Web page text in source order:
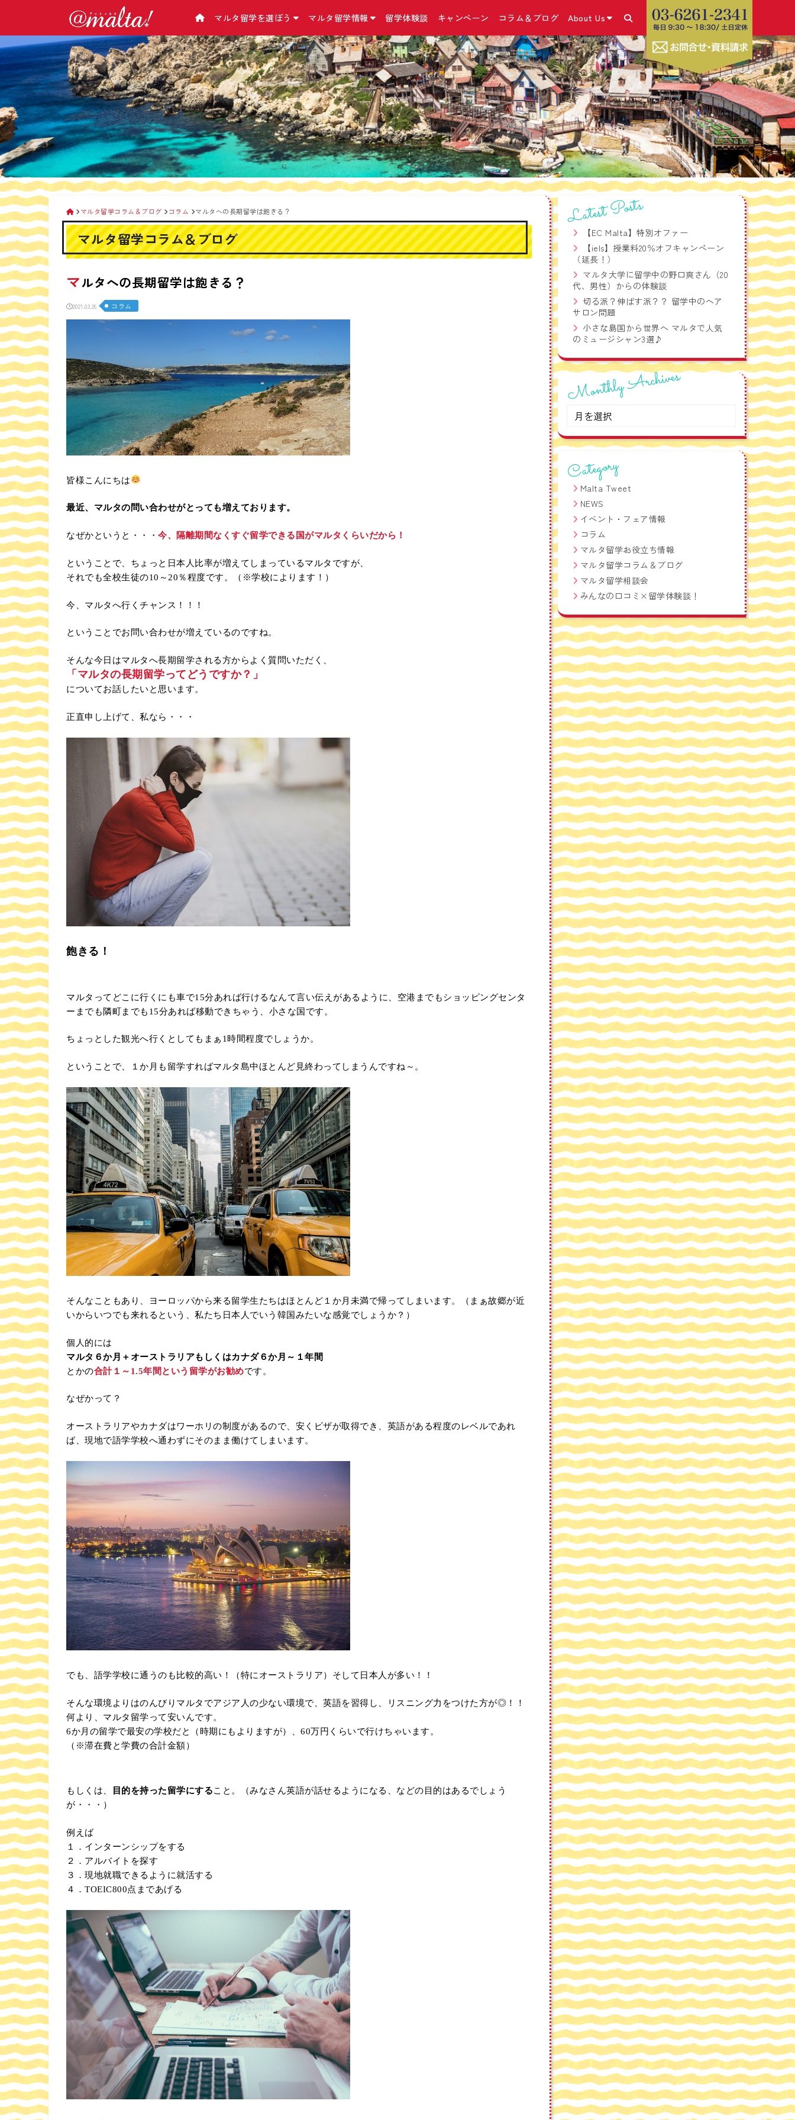
マルタ留学を選ぼう
学校から選ぶ
マルタ語学学校一覧/比較
マルタ語学学校 料金表
マルタ留学の選び方
国立マルタ大学 正規留学
マルタ大学について
こんなコースもあります！
インターンシップコース
二カ国留学
MBA（経営学修士号）取得
親子留学プログラム
小中高生向け 夏休み留学プログラム
シニア留学プログラム
マルタ＋イタリアコース
マルタ留学情報
マルタについて
マルタ基本情報
（気候･治安･緊急･病院･電話のかけ方･チ
ップ･お金･電気･交通など）
マルタの主要都市紹介
マルタの観光スポット
生活情報
マルタの空港
交通機関
タクシー＆便利アプリ
携帯電話
マルタ滞在時のお金の管理
マルタ留学について
マルタの気になる英語
マルタ留学の予算
マルタの留学の選び方
おすすめ留学プラン
マルタ留学生活１日の流れ
滞在先の種類
語学学校一覧
留学の準備
マルタ留学の手続きの流れ
出発までに必要なこと
マルタの留学保険
マルタの留学ビザ・申請方法
マルタのワーキングホリデービザ
持ち物リスト
日本から契約できるお勧めの海外SIMカー
ド！
海外オンライン医療相談サービス
『YOKUMIRU』
『留学110番』留学生危機管理ワンストッ
プ支援サービス
とっさに使える英語フレーズ集！
留学体験談 キャンペーン コラム＆ブログ About Us
アットマルタとは
会社概要
企業理念
留学カウンセラー紹介
アットマルタが選ばれる理由
なぜ手数料が０円？
留学手続きの流れ
マルタ留学相談会
お問合せ・アクセス・他
お問合せ／資料請求
アクセス
留学手続きに関する約款/規約
特定商取引法に基づく表記
プライバシーポリシー
リンク集
サイトマップ
マルタ留学コラム＆ブログ・SNS
コラム
ニュース
マルタ留学口コミ✕体験談
イベント情報
Instagram
Facebook
Twitter
マルタ留学コラム＆ブログ コラム マルタへの長期留学は飽きる？
マルタ留学コラム＆ブログ
マルタへの長期留学は飽きる？
2021.03.26 コラム
皆様こんにちは
最近、マルタの問い合わせがとっても増えております。
なぜかというと・・・ 今、隔離期間なくすぐ留学できる国がマルタくらいだから！
ということで、ちょっと日本人比率が増えてしまっているマルタですが、
それでも全校生徒の10～20％程度です。（※学校によります！）
今、マルタへ行くチャンス！！！
ということでお問い合わせが増えているのですね。
そんな今日はマルタへ長期留学される方からよく質問いただく、
「マルタの長期留学ってどうですか？」
についてお話したいと思います。
正直申し上げて、私なら・・・
飽きる！
マルタってどこに行くにも車で15分あれば行けるなんて言い伝えがあるように、空港までもショッピングセンタ
ーまでも隣町までも15分あれば移動できちゃう、小さな国です。
ちょっとした観光へ行くとしてもまぁ1時間程度でしょうか。
ということで、１か月も留学すればマルタ島中ほとんど見終わってしまうんですね～。
そんなこともあり、ヨーロッパから来る留学生たちはほとんど１か月未満で帰ってしまいます。（まぁ故郷が近
いからいつでも来れるという、私たち日本人でいう韓国みたいな感覚でしょうか？）
個人的には
マルタ６か月＋オーストラリアもしくはカナダ６か月～１年間
とかの合計１～1.5年間という留学がお勧めです。
なぜかって？
オーストラリアやカナダはワーホリの制度があるので、安くビザが取得でき、英語がある程度のレベルであれ
ば、現地で語学学校へ通わずにそのまま働けてしまいます。
でも、語学学校に通うのも比較的高い！（特にオーストラリア）そして日本人が多い！！
そんな環境よりはのんびりマルタでアジア人の少ない環境で、英語を習得し、リスニング力をつけた方が◎！！
何より、マルタ留学って安いんです。
6か月の留学で最安の学校だと（時期にもよりますが）、60万円くらいで行けちゃいます。
（※滞在費と学費の合計金額）
もしくは、 目的を持った留学にすること。（みなさん英語が話せるようになる、などの目的はあるでしょう
が・・・）
例えば
１．インターンシップをする
２．アルバイトを探す
３．現地就職できるように就活する
４．TOEIC800点まであげる
Latest Posts
【EC Malta】特別オファー
【iels】授業料20％オフキャンペーン
（延長！）
マルタ大学に留学中の野口爽さん（20
代、男性）からの体験談
切る派？伸ばす派？？ 留学中のヘア
サロン問題
小さな島国から世界へ マルタで人気
のミュージシャン3選♪
Monthly Archives
Monthly
Archives
Category
Malta Tweet
NEWS
イベント・フェア情報
コラム
マルタ留学お役立ち情報
マルタ留学コラム＆ブログ
マルタ留学相談会
みんなの口コミ×留学体験談！